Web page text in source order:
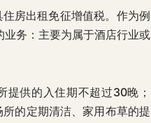
房出租免征增值税。 作为例
务：主要为属于酒店行业或
提供的入住期不超过30晚 ；
所的定期清洁、家用布草的提